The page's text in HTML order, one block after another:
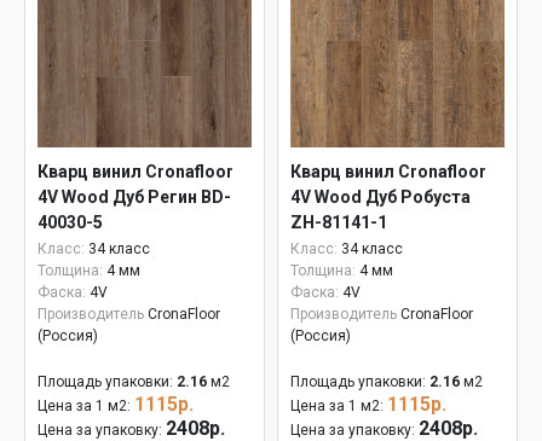
Кварц винил Cronafloor
4V Wood Дуб Регин BD-
40030-5
Класс: 34 класс
Толщина: 4 мм
Фаска: 4V
Производитель CronaFloor
(Россия)
Площадь упаковки: 2.16 м2
Цена за 1 м2: 1115р.
Цена за упаковку: 2408р.
Кварц винил Cronafloor
4V Wood Дуб Робуста
ZH-81141-1
Класс: 34 класс
Толщина: 4 мм
Фаска: 4V
Производитель CronaFloor
(Россия)
Площадь упаковки: 2.16 м2
Цена за 1 м2: 1115р.
Цена за упаковку: 2408р.